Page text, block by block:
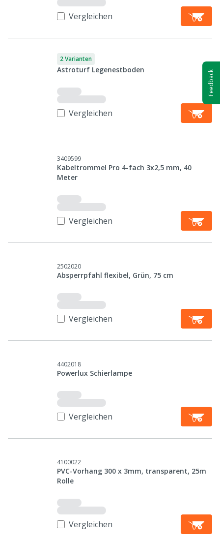
Vergleichen
2 Varianten
Astroturf Legenestboden
Vergleichen
3409599
Kabeltrommel Pro 4-fach 3x2,5 mm, 40
Meter
Vergleichen
2502020
Absperrpfahl flexibel, Grün, 75 cm
Vergleichen
4402018
Powerlux Schierlampe
Vergleichen
4100022
PVC-Vorhang 300 x 3mm, transparent, 25m
Rolle
Vergleichen
Feedback